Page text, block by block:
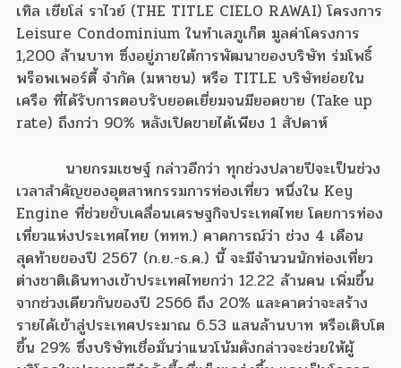
เทิล เชียโล่ ราไวย์ (THE TITLE CIELO RAWAI) โครงการ
Leisure Condominium ในทำเลภูเก็ต มูลค่าโครงการ
1,200 ล้านบาท ซึ่งอยู่ภายใต้การพัฒนาของบริษัท ร่มโพธิ์
พร็อพเพอร์ตี้ จำกัด (มหาชน) หรือ TITLE บริษัทย่อยใน
เครือ ที่ได้รับการตอบรับยอดเยี่ยมจนมียอดขาย (Take up
rate) ถึงกว่า 90% หลังเปิดขายได้เพียง 1 สัปดาห์
นายกรมเชษฐ์ กล่าวอีกว่า ทุกช่วงปลายปีจะเป็นช่วง
เวลาสำคัญของอุตสาหกรรมการท่องเที่ยว หนึ่งใน Key
Engine ที่ช่วยขับเคลื่อนเศรษฐกิจประเทศไทย โดยการท่อง
เที่ยวแห่งประเทศไทย (ททท.) คาดการณ์ว่า ช่วง 4 เดือน
สุดท้ายของปี 2567 (ก.ย.-ธ.ค.) นี้ จะมีจำนวนนักท่องเที่ยว
ต่างชาติเดินทางเข้าประเทศไทยกว่า 12.22 ล้านคน เพิ่มขึ้น
จากช่วงเดียวกันของปี 2566 ถึง 20% และคาดว่าจะสร้าง
รายได้เข้าสู่ประเทศประมาณ 6.53 แสนล้านบาท หรือเติบโต
ขึ้น 29% ซึ่งบริษัทเชื่อมั่นว่าแนวโน้มดังกล่าวจะช่วยให้ผู้